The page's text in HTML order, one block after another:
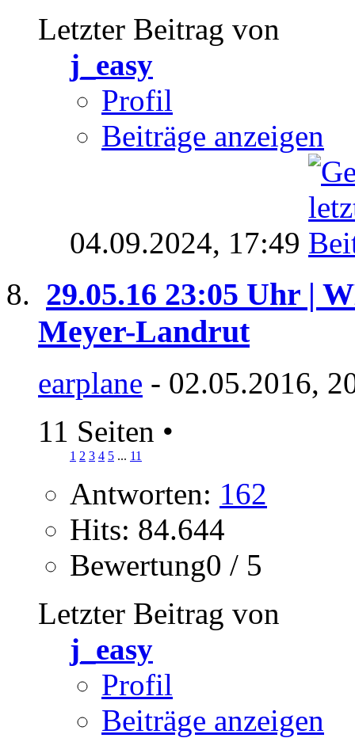
Letzter Beitrag von
j_easy
Profil
Beiträge anzeigen
04.09.2024, 17:49
29.05.16 23:05 Uhr |
Meyer-Landrut
earplane - 02.05.2016,
11 Seiten •
1 2 3 4 5 ... 11
Antworten: 162
Hits: 84.644
Bewertung0 / 5
Letzter Beitrag von
j_easy
Profil
Beiträge anzeigen